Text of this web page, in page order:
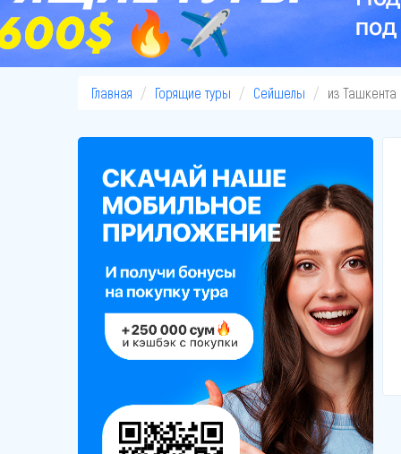
Главная Горящие туры Сейшелы из Ташкента